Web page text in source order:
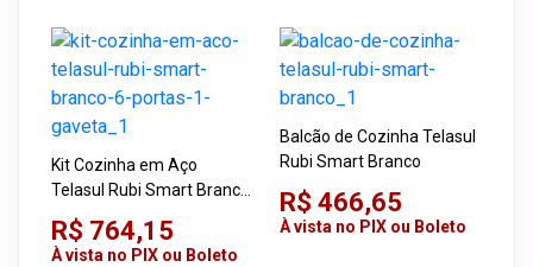
Kit Cozinha em Aço
Telasul Rubi Smart Branco
6 Portas 1 Gaveta
R$ 764,15
À vista no PIX ou Boleto
Balcão de Cozinha Telasul
Rubi Smart Branco
R$ 466,65
À vista no PIX ou Boleto